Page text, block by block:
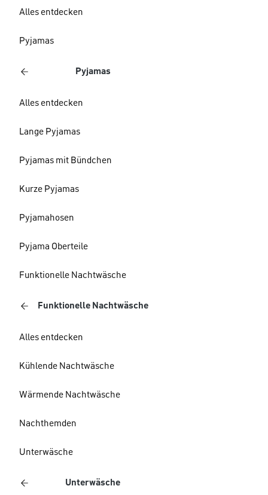
Alles entdecken
Pyjamas
Pyjamas
Alles entdecken
Lange Pyjamas
Pyjamas mit Bündchen
Kurze Pyjamas
Pyjamahosen
Pyjama Oberteile
Funktionelle Nachtwäsche
Funktionelle Nachtwäsche
Alles entdecken
Kühlende Nachtwäsche
Wärmende Nachtwäsche
Nachthemden
Unterwäsche
Unterwäsche